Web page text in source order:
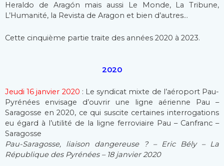
Heraldo de Aragón mais aussi Le Monde, La Tribune,
L’Humanité, la Revista de Aragon et bien d’autres…
Cette cinquième partie traite des années 2020 à 2023.
2020
Jeudi 16 janvier 2020 : Le syndicat mixte de l’aéroport Pau-
Pyrénées envisage d’ouvrir une ligne aérienne Pau –
Saragosse en 2020, ce qui suscite certaines interrogations
eu égard à l’utilité de la ligne ferroviaire Pau – Canfranc –
Saragosse
Pau-Saragosse, liaison dangereuse ? – Eric Bély – La
République des Pyrénées – 18 janvier 2020